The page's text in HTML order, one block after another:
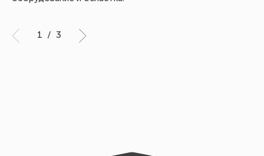
1 / 3